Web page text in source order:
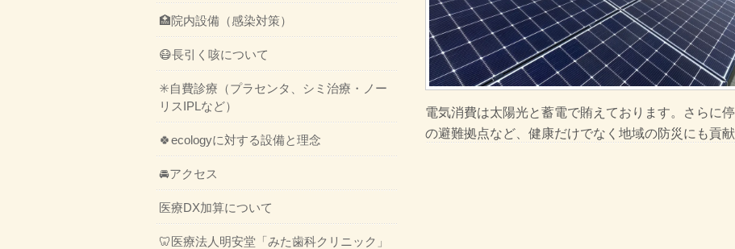
電気消費は太陽光と蓄電で賄えております。さらに
の避難拠点など、健康だけでなく地域の防災にも貢
🏥院内設備（感染対策）
😷長引く咳について
✳️自費診療（プラセンタ、シミ治療・ノー
リスIPLなど）
🍀ecologyに対する設備と理念
🚘アクセス
医療DX加算について
🦷医療法人明安堂「みた歯科クリニック」